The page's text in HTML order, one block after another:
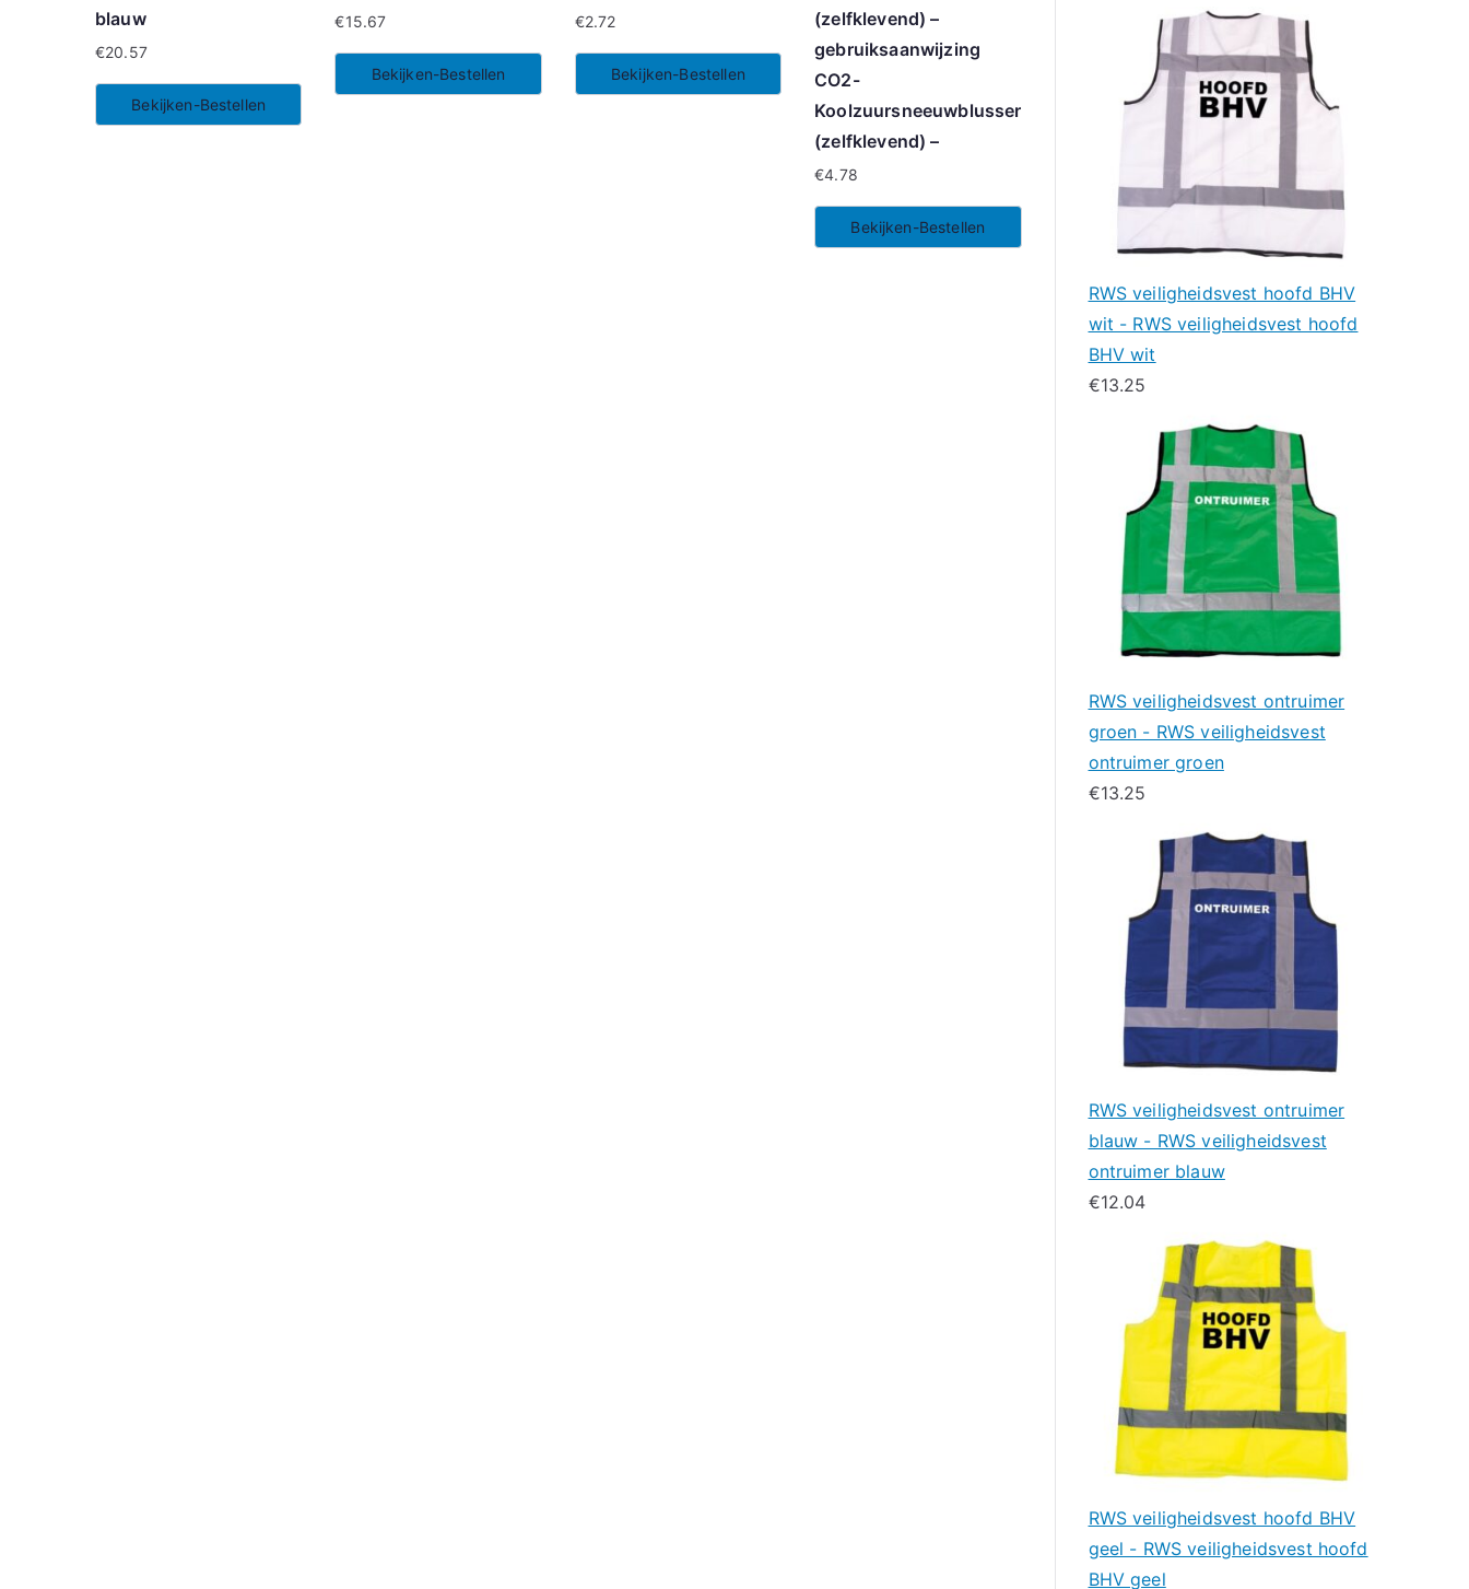
blauw
€20.57
Bekijken-Bestellen
€15.67
Bekijken-Bestellen
€2.72
Bekijken-Bestellen
(zelfklevend) –
gebruiksaanwijzing
CO2-
Koolzuursneeuwblusser
(zelfklevend) –
€4.78
Bekijken-Bestellen
RWS veiligheidsvest hoofd BHV
wit - RWS veiligheidsvest hoofd
BHV wit
€13.25
RWS veiligheidsvest ontruimer
groen - RWS veiligheidsvest
ontruimer groen
€13.25
RWS veiligheidsvest ontruimer
blauw - RWS veiligheidsvest
ontruimer blauw
€12.04
RWS veiligheidsvest hoofd BHV
geel - RWS veiligheidsvest hoofd
BHV geel